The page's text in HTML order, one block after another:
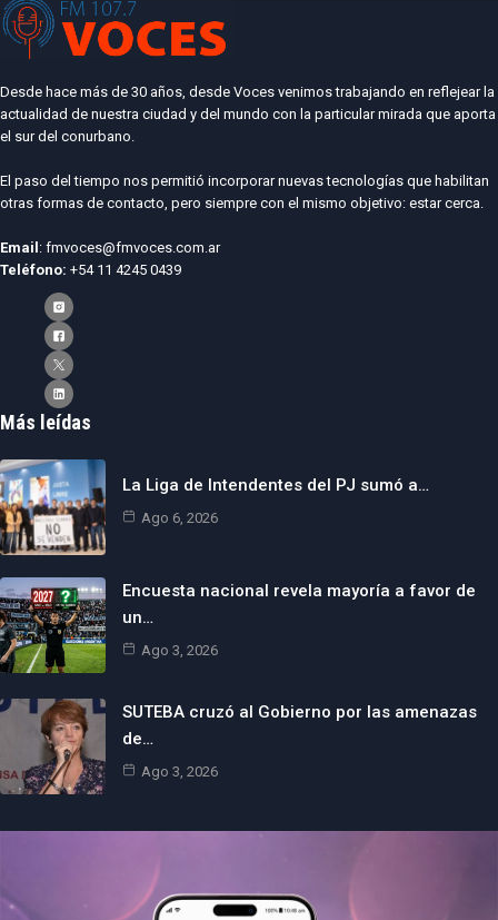
Desde hace más de 30 años, desde Voces venimos trabajando en reflejear la
actualidad de nuestra ciudad y del mundo con la particular mirada que aporta
el sur del conurbano.
El paso del tiempo nos permitió incorporar nuevas tecnologías que habilitan
otras formas de contacto, pero siempre con el mismo objetivo: estar cerca.
Email : fmvoces@fmvoces.com.ar
Teléfono: +54 11 4245 0439
Más leídas
La Liga de Intendentes del PJ sumó a…
Ago 6, 2026
Encuesta nacional revela mayoría a favor de
un…
Ago 3, 2026
SUTEBA cruzó al Gobierno por las amenazas
de…
Ago 3, 2026